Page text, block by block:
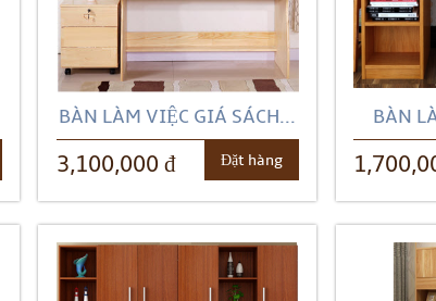
BÀN LÀM VIỆC GIÁ SÁCH...
3,100,000 đ Đặt hàng
BÀN